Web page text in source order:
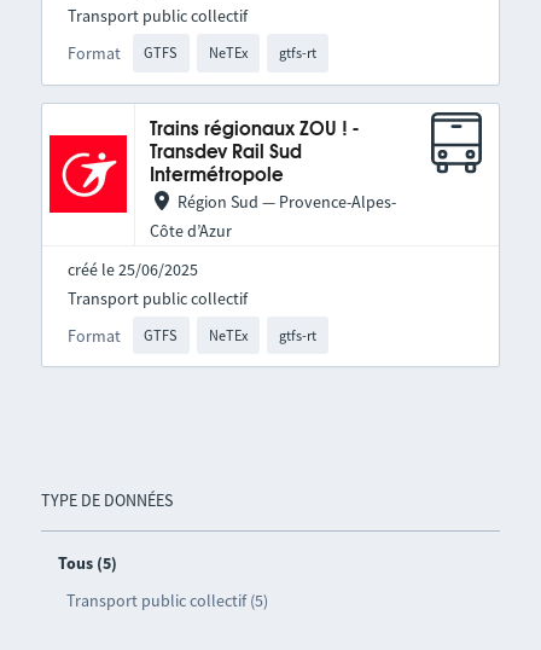
TYPE DE DONNÉES
Tous (5)
Transport public collectif (5)
Format GTFS NeTEx gtfs-rt
Transport public collectif
Trains régionaux ZOU ! -
Transdev Rail Sud
Intermétropole
Région Sud — Provence-Alpes-
Côte d’Azur
créé le 25/06/2025
Format GTFS NeTEx gtfs-rt
Transport public collectif